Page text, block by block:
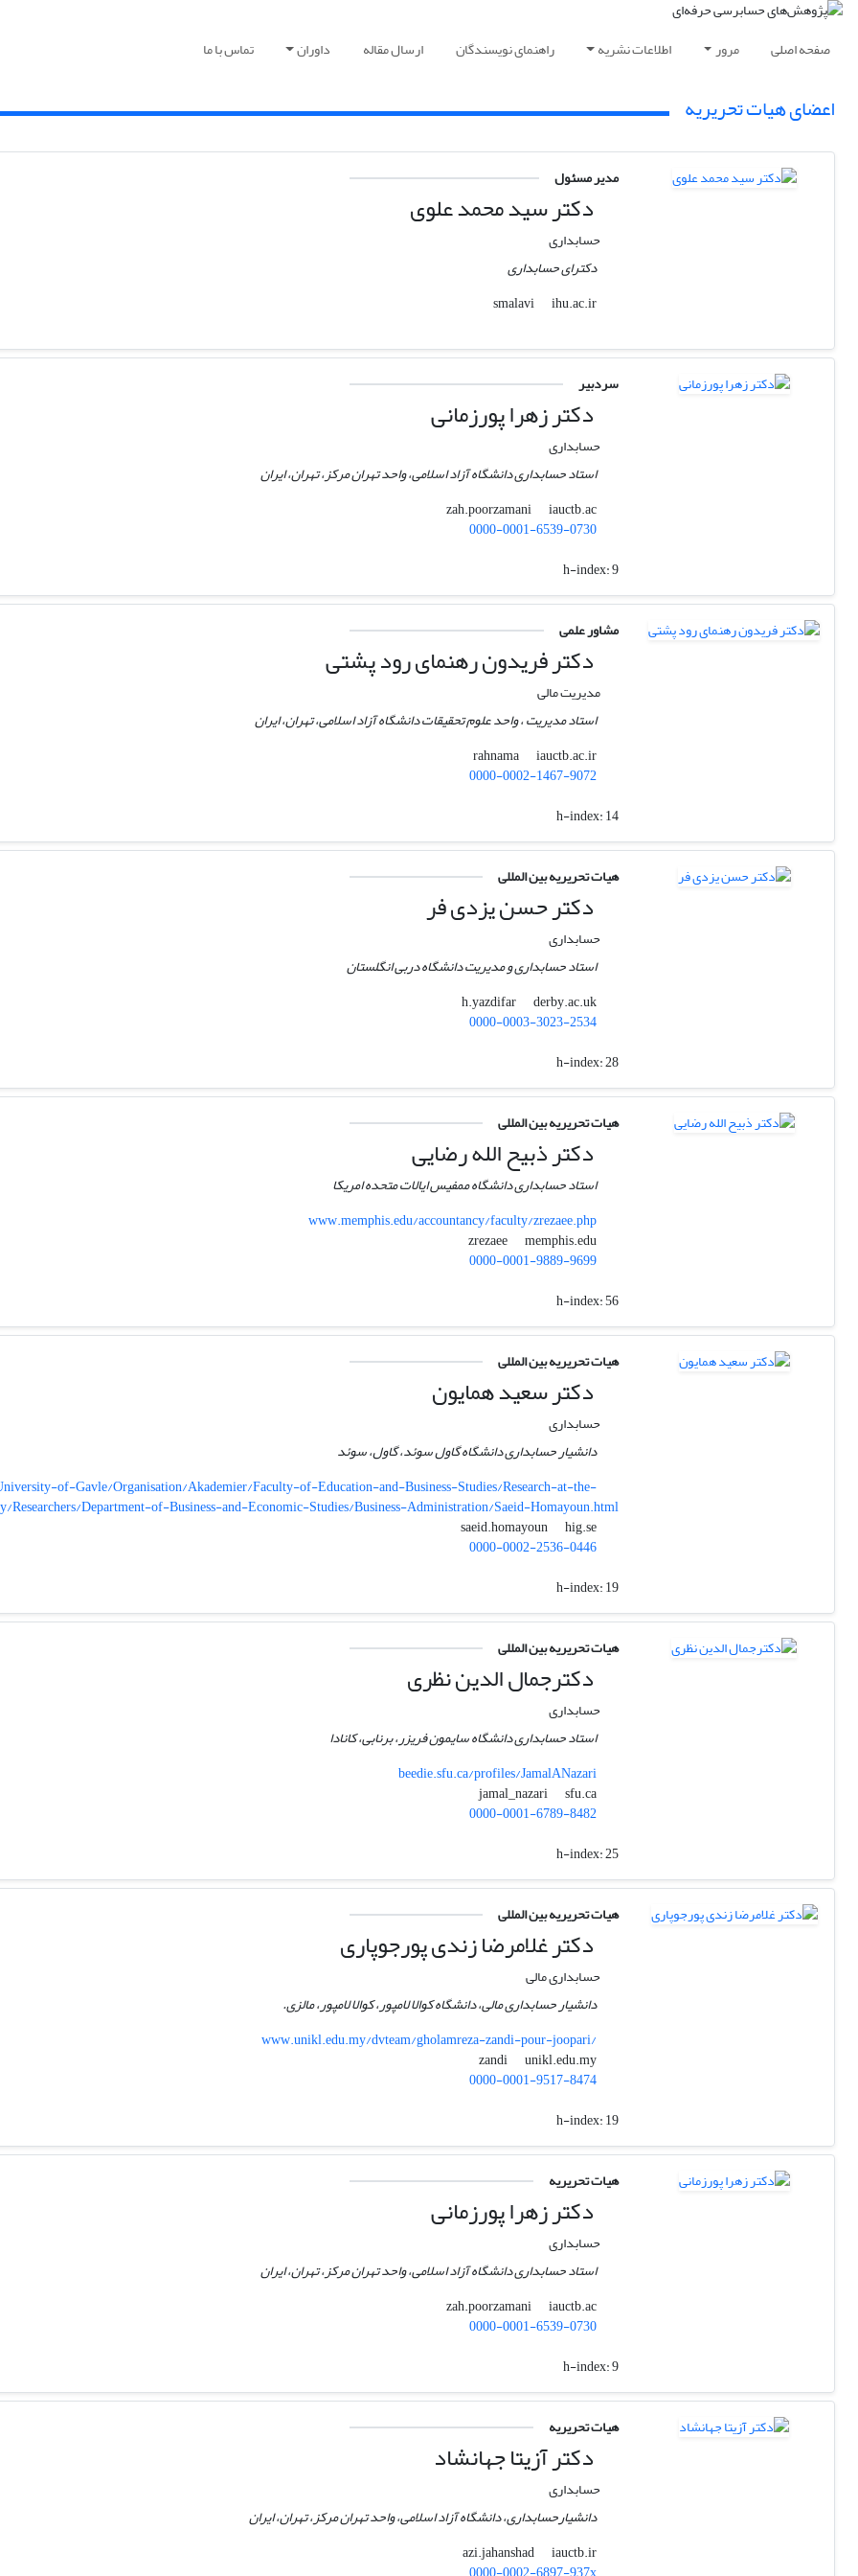
صفحه اصلی مرور اطلاعات نشریه راهنمای نویسندگان ارسال مقاله داوران تماس با ما
اعضای هیات تحریریه
مدیر مسئول
دکتر سید محمد علوی
حسابداری
دکترای حسابداری
smalavi
ihu.ac.ir
سردبیر
دکتر زهرا پورزمانی
حسابداری
استاد حسابداری دانشگاه آزاد اسلامی، واحد تهران مرکز، تهران، ایران
zah.poorzamani
iauctb.ac
0000-0001-6539-0730
h-index:9
مشاور علمی
دکتر فریدون رهنمای رود پشتی
مدیریت مالی
استاد مدیریت ، واحد علوم تحقیقات دانشگاه آزاد اسلامی، تهران، ایران
rahnama
iauctb.ac.ir
0000-0002-1467-9072
h-index:14
هیات تحریریه بین المللی
دکتر حسن یزدی فر
حسابداری
استاد حسابداری و مدیریت دانشگاه دربی انگلستان
h.yazdifar
derby.ac.uk
0000-0003-3023-2534
h-index:28
هیات تحریریه بین المللی
دکتر ذبیح الله رضایی
استاد حسابداری دانشگاه ممفیس ایالات متحده امریکا
www.memphis.edu/accountancy/faculty/zrezaee.php
zrezaee
memphis.edu
0000-0001-9889-9699
h-index:56
هیات تحریریه بین المللی
دکتر سعید همایون
حسابداری
دانشیار حسابداری دانشگاه گاول سوئد، گاول، سوئد
of-Gavle/Organisation/Akademier/Faculty-of-Education-and-Business-Studies/Research-at-the-
Researchers/Department-of-Business-and-Economic-Studies/Business-Administration/Saeid-Homayoun.html
saeid.homayoun
hig.se
0000-0002-2536-0446
h-index:19
هیات تحریریه بین المللی
دکترجمال الدین نظری
حسابداری
استاد حسابداری دانشگاه سایمون فریزر، برنابی، کانادا
beedie.sfu.ca/profiles/JamalANazari
jamal_nazari
sfu.ca
0000-0001-6789-8482
h-index:25
هیات تحریریه بین المللی
دکتر غلامرضا زندی پورجوپاری
حسابداری مالی
دانشیار حسابداری مالی، دانشگاه کوالا لامپور، کوالا لامپور، مالزی.
www.unikl.edu.my/dvteam/gholamreza-zandi-pour-joopari/
zandi
unikl.edu.my
0000-0001-9517-8474
h-index:19
هیات تحریریه
دکتر زهرا پورزمانی
حسابداری
استاد حسابداری دانشگاه آزاد اسلامی، واحد تهران مرکز، تهران، ایران
zah.poorzamani
iauctb.ac
0000-0001-6539-0730
h-index:9
هیات تحریریه
دکتر آزیتا جهانشاد
حسابداری
دانشیارحسابداری، دانشگاه آزاد اسلامی، واحد تهران مرکز، تهران، ایران
azi.jahanshad
iauctb.ir